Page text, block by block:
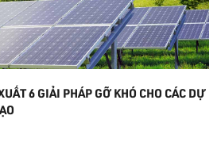
6 GIẢI PHÁP GỠ KHÓ CHO CÁC DỰ